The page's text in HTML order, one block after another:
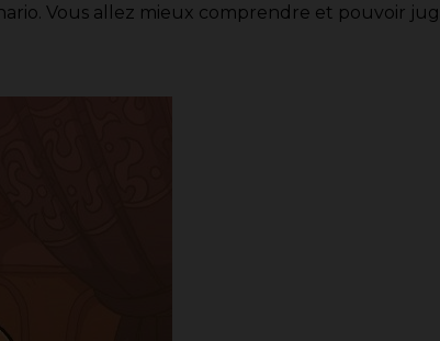
Vous allez mieux comprendre et pouvoir